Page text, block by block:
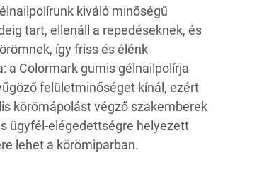
kiváló minőségű
tart, ellenáll a repedéseknek, és
így friss és élénk
a Colormark gumis gélnailpolírja
felületminőséget kínál, ezért
körömápolást végző szakemberek
ügyfél-elégedettségre helyezett
lehet a körömiparban.